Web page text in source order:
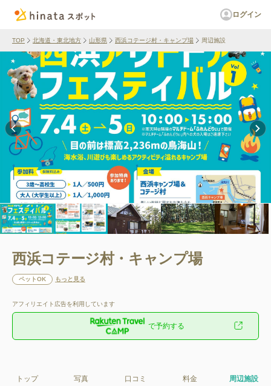
ログイン
TOP 北海道・東北地方 山形県 西浜コテージ村・キャンプ場 周辺施設
西浜コテージ村・キャンプ場
ペットOK もっと見る
アフィリエイト広告を利用しています
で予約する
トップ 写真 口コミ 料金 周辺施設